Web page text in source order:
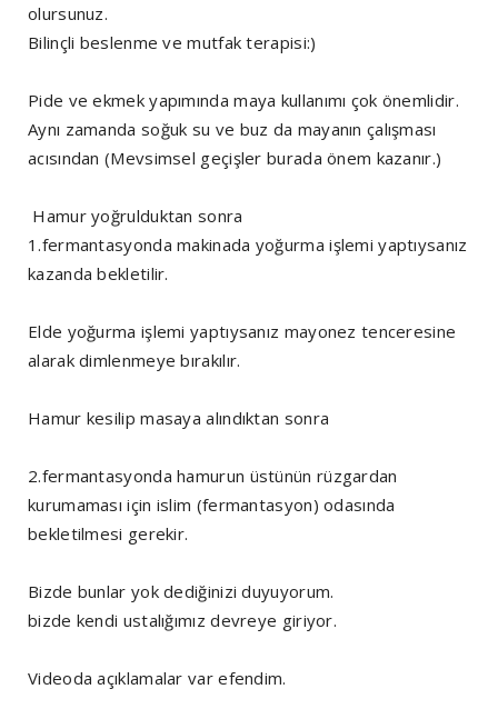
olursunuz.
Bilinçli beslenme ve mutfak terapisi:)
Pide ve ekmek yapımında maya kullanımı çok önemlidir.
Aynı zamanda soğuk su ve buz da mayanın çalışması
acısından (Mevsimsel geçişler burada önem kazanır.)
Hamur yoğrulduktan sonra
1.fermantasyonda makinada yoğurma işlemi yaptıysanız
kazanda bekletilir.
Elde yoğurma işlemi yaptıysanız mayonez tenceresine
alarak dimlenmeye bırakılır.
Hamur kesilip masaya alındıktan sonra
2.fermantasyonda hamurun üstünün rüzgardan
kurumaması için islim (fermantasyon) odasında
bekletilmesi gerekir.
Bizde bunlar yok dediğinizi duyuyorum.
bizde kendi ustalığımız devreye giriyor.
Videoda açıklamalar var efendim.